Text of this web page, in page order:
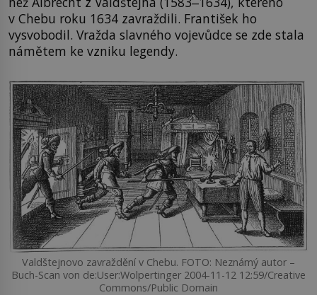
v Chebu roku 1634 zavraždili. František ho
vysvobodil. Vražda slavného vojevůdce se zde stala
námětem ke vzniku legendy.
Valdštejnovo zavraždění v Chebu. FOTO: Neznámý autor –
Buch-Scan von de:User:Wolpertinger 2004-11-12 12:59/Creative
Commons/Public Domain